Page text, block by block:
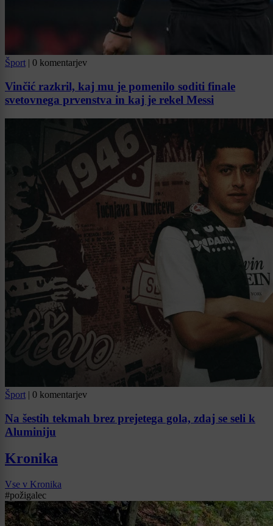
Šport | 0 komentarjev
Vinčić razkril, kaj mu je pomenilo soditi finale
svetovnega prvenstva in kaj je rekel Messi
Šport | 0 komentarjev
Na šestih tekmah brez prejetega gola, zdaj se seli k
Aluminiju
Kronika
Vse v Kronika
#požigalec